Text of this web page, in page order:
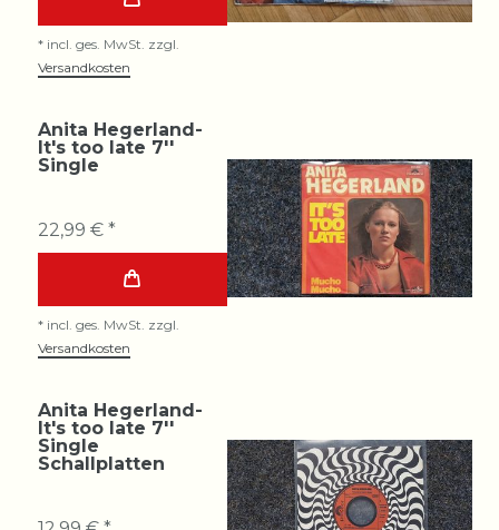
* incl. ges. MwSt. zzgl.
Versandkosten
Anita Hegerland-
It's too late 7''
Single
22,99 € *
* incl. ges. MwSt. zzgl.
Versandkosten
Anita Hegerland-
It's too late 7''
Single
Schallplatten